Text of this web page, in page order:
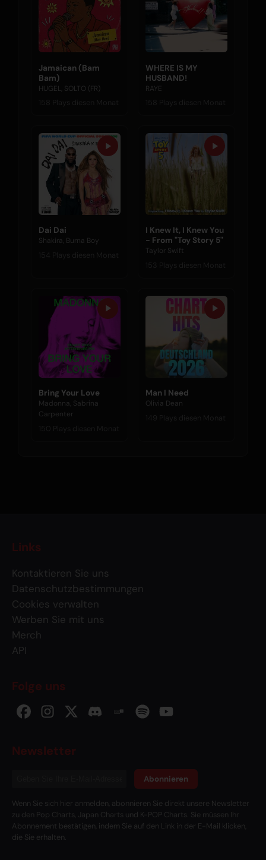
Jamaican (Bam
Bam)
HUGEL, SOLTO (FR)
WHERE IS MY
HUSBAND!
RAYE
Dai Dai
Shakira, Burna Boy
I Knew It, I Knew You
- From "Toy Story 5"
Taylor Swift
Bring Your Love
Madonna, Sabrina
Carpenter
Man I Need
Olivia Dean
Links
Kontaktieren Sie uns
Datenschutzbestimmungen
Cookies verwalten
Werben Sie mit uns
Merch
API
Folge uns
Newsletter
Abonnieren
Wenn Sie sich hier anmelden, abonnieren Sie direkt unsere Newsletter
zu den Pop Charts, Japan Charts und K-POP Charts. Sie müssen Ihr
Abonnement bestätigen, indem Sie auf den Link in der E-Mail klicken,
die Sie erhalten.